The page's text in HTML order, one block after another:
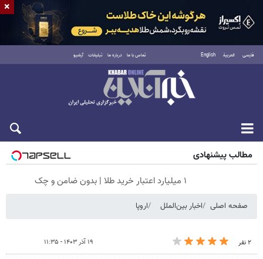
فارسی العربية English تماس با ما درباره ما تبلیغات آرشیو
جمعه ۱۶ مرداد ۱۴۰۵
مطالب پیشنهادی
۱ میلیارد اعتبار خرید طلا | بدون ضامن و چک
صفحه اصلی اخبار بین‌الملل اروپا
۲ نفر ۱۹ آذر ۱۴۰۳ - ۱۱:۳۵
×